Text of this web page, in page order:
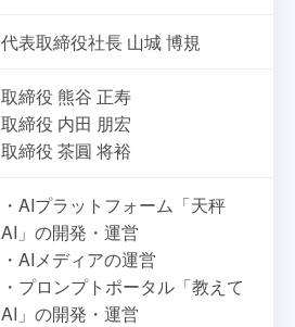
代表取締役社長 山城 博規
取締役 熊谷 正寿
取締役 内田 朋宏
取締役 茶圓 将裕
・AIプラットフォーム「天秤
AI」の開発・運営
・AIメディアの運営
・プロンプトポータル「教えて
AI」の開発・運営